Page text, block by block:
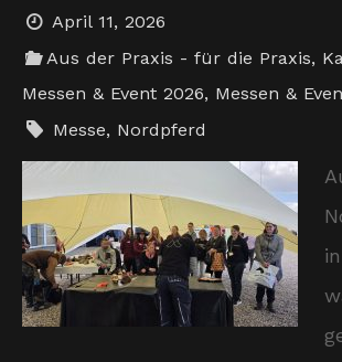
April 11, 2026
Aus der Praxis - für die Praxis,
Messen & Event 2026, Messen &
Messe, Nordpferd